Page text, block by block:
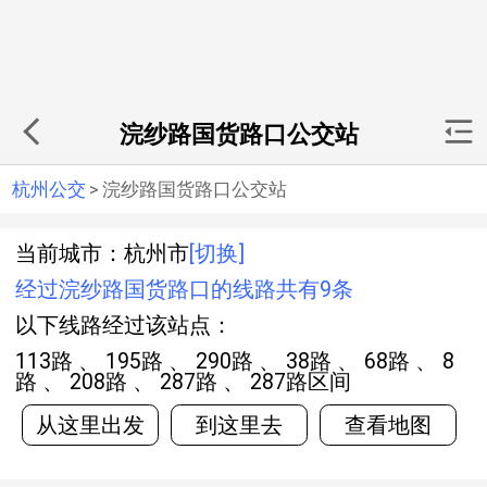
浣纱路国货路口公交站
杭州公交 > 浣纱路国货路口公交站
当前城市：杭州市 [切换]
经过浣纱路国货路口的线路共有9条
以下线路经过该站点：
113路 、 195路 、 290路 、 38路 、 68路 、 8
路 、 208路 、 287路 、 287路区间
从这里出发
到这里去 查看地图